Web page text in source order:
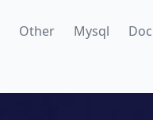
Other Mysql